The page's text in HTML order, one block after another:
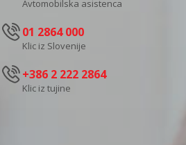
Avtomobilska asistenca
01 2864 000
Klic iz Slovenije
+386 2 222 2864
Klic iz tujine